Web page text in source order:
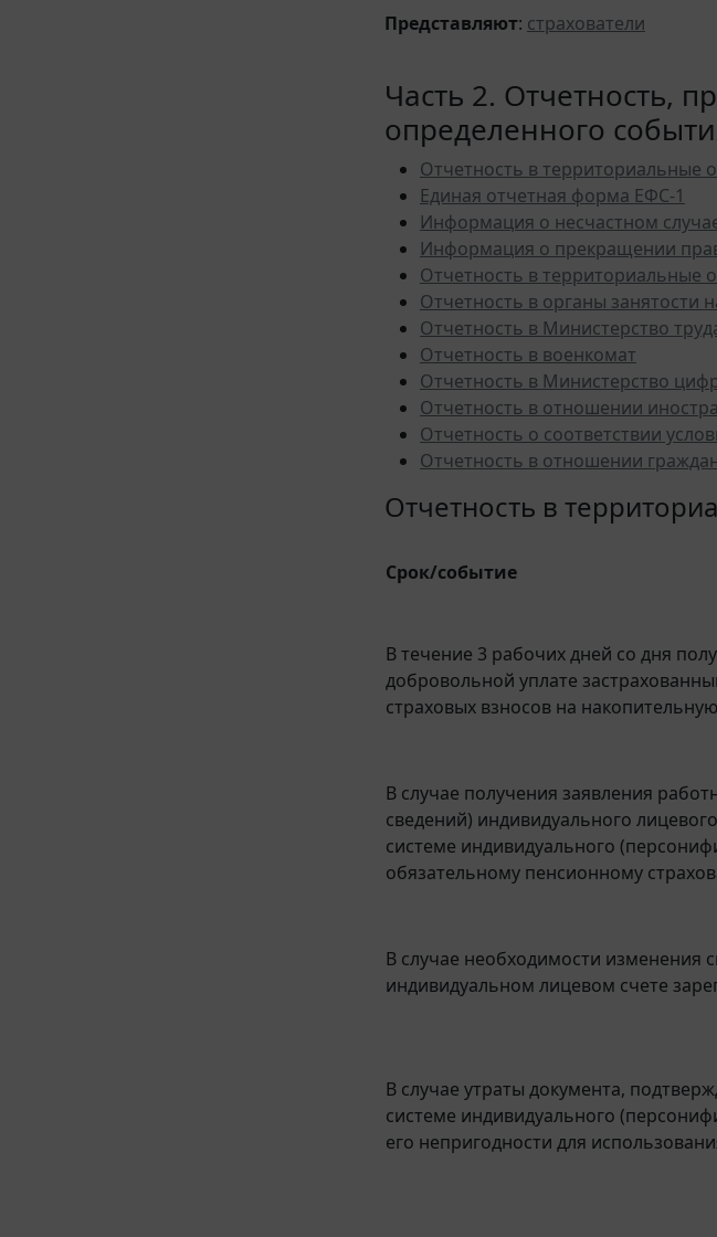
Представляют: страхователи
Часть 2. Отчетность,
определенного
Отчетность в территориальные
Единая отчетная форма ЕФС-1
Информация о несчастном
Информация о прекращении
Отчетность в территориальные
Отчетность в органы занятости
Отчетность в Министерство
Отчетность в военкомат
Отчетность в Министерство
Отчетность в отношении
Отчетность о соответствии
Отчетность в отношении
Отчетность в
Срок/событие
В течение 3 рабочих дней со дня
добровольной уплате
страховых взносов на
В случае получения заявления
сведений) индивидуального
системе индивидуального
обязательному пенсионному
В случае необходимости изменения
индивидуальном лицевом счете
В случае утраты документа,
системе индивидуального
его непригодности для